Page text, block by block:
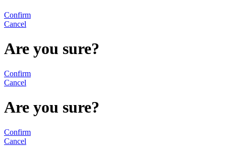
Confirm
Cancel
Are you sure?
Confirm
Cancel
Are you sure?
Confirm
Cancel